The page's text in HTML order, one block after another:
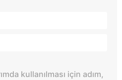
kullanılması için adım,